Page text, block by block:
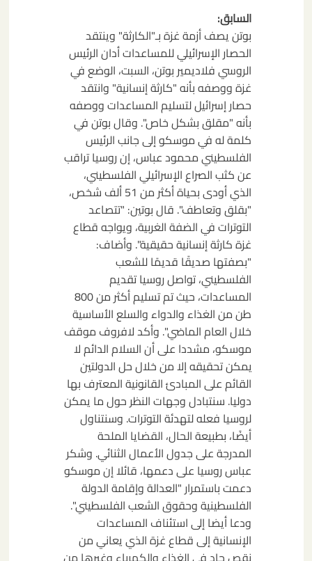
تصفّح
المقالات
السابق:
بوتن يصف أزمة غزة بـ"الكارثة" وينتقد
الحصار الإسرائيلي للمساعدات أدان الرئيس
الروسي فلاديمير بوتن، السبت، الوضع في
غزة ووصفه بأنه "كارثة إنسانية" وانتقد
حصار إسرائيل لتسليم المساعدات ووصفه
بأنه "مقلق بشكل خاص". وقال بوتن في
كلمة له في موسكو إلى جانب الرئيس
الفلسطيني محمود عباس، إن روسيا تراقب
عن كثب الصراع الإسرائيلي الفلسطيني،
الذي أودى بحياة أكثر من 51 ألف شخص،
"بقلق وتعاطف". قال بوتين: "تتصاعد
التوترات في الضفة الغربية، ويواجه قطاع
غزة كارثة إنسانية حقيقية". وأضاف:
"بصفتها صديقًا قديمًا للشعب
الفلسطيني، تواصل روسيا تقديم
المساعدات، حيث تم تسليم أكثر من 800
طن من الغذاء والدواء والسلع الأساسية
خلال العام الماضي". وأكد لافروف موقف
موسكو، مشددا على أن السلام الدائم لا
يمكن تحقيقه إلا من خلال حل الدولتين
القائم على المبادئ القانونية المعترف بها
دوليا. سنتبادل وجهات النظر حول ما يمكن
لروسيا فعله لتهدئة التوترات. وسنتناول
أيضًا، بطبيعة الحال، القضايا الملحة
المدرجة على جدول الأعمال الثنائي. وشكر
عباس روسيا على دعمها، قائلا إن موسكو
دعمت باستمرار "العدالة وإقامة الدولة
الفلسطينية وحقوق الشعب الفلسطيني".
ودعا أيضا إلى استئناف المساعدات
الإنسانية إلى قطاع غزة الذي يعاني من